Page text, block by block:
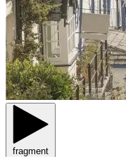
fragment